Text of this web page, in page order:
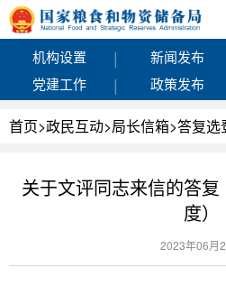
机构设置 | 新闻发布
党建工作
| 政策发布
首页>政民互动>局长信箱>答复选
关于文评同志来信的答
度）
2023年06月